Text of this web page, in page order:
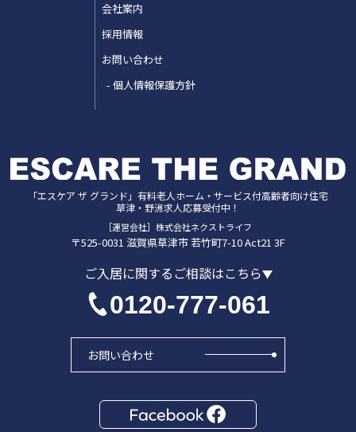
会社案内
採用情報
お問い合わせ
個人情報保護方針
「エスケア ザ グランド」 有料老人ホーム・サービス付高齢者向け住宅
草津・野洲求人応募受付中！
［運営会社］株式会社ネクストライフ
〒525-0031 滋賀県草津市若竹町7-10 Act21 3F
ご入居に関するご相談はこちら
0120-777-061
お問い合わせ